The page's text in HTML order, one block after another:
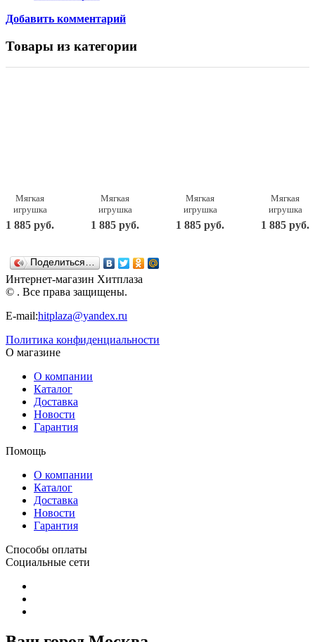
Добавить комментарий
Товары из категории
Мягкая
игрушка
Budi Basa
Lori Colori
синий, 25
см LR25-07
1 885 руб.
Мягкая
игрушка
Budi Basa
Lori Colori
чёрный, 25
см LR25-06
1 885 руб.
Мягкая
игрушка
Budi Basa
Lori Colori
1 885 руб.
Мягкая
игрушка
Budi Basa
Lori Colori
1 885 руб.
Поделиться…
Интернет-магазин Хитплаза
© . Все права защищены.
E-mail:hitplaza@yandex.ru
Политика конфиденциальности
О магазине
О компании
Каталог
Доставка
Новости
Гарантия
Помощь
О компании
Каталог
Доставка
Новости
Гарантия
Способы оплаты
Социальные сети